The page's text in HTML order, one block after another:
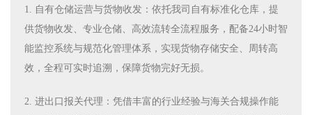
1. 自有仓储运营与货物收发：依托我司自有标准化仓库，提
供货物收发、专业仓储、高效流转全流程服务，配备24小时智
能监控系统与规范化管理体系，实现货物存储安全、周转高
效，全程可实时追溯，保障货物完好无损。
2. 进出口报关代理：凭借丰富的行业经验与海关合规操作能